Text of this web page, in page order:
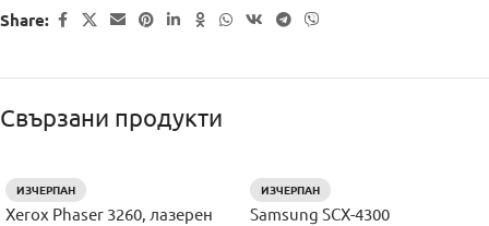
Share:
Свързани продукти
ИЗЧЕРПАН
Xerox Phaser 3260, лазерен
ИЗЧЕРПАН
Samsung SCX-4300